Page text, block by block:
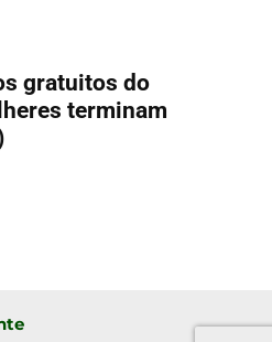
gratuitos do
terminam